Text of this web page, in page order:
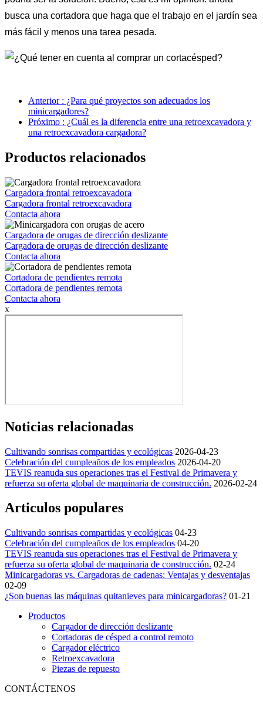
busca una cortadora que haga que el trabajo en el jardín sea
más fácil y menos una tarea pesada.
Anterior : ¿Para qué proyectos son adecuados los
minicargadores?
Próximo : ¿Cuál es la diferencia entre una retroexcavadora y
una retroexcavadora cargadora?
Productos relacionados
Cargadora frontal retroexcavadora
Cargadora frontal retroexcavadora
Contacta ahora
Cargadora de orugas de dirección deslizante
Cargadora de orugas de dirección deslizante
Contacta ahora
Cortadora de pendientes remota
Cortadora de pendientes remota
Contacta ahora
x
Noticias relacionadas
Cultivando sonrisas compartidas y ecológicas 2026-04-23
Celebración del cumpleaños de los empleados 2026-04-20
TEVIS reanuda sus operaciones tras el Festival de Primavera y
refuerza su oferta global de maquinaria de construcción. 2026-02-24
Articulos populares
Cultivando sonrisas compartidas y ecológicas 04-23
Celebración del cumpleaños de los empleados 04-20
TEVIS reanuda sus operaciones tras el Festival de Primavera y
refuerza su oferta global de maquinaria de construcción. 02-24
Minicargadoras vs. Cargadoras de cadenas: Ventajas y desventajas
02-09
¿Son buenas las máquinas quitanieves para minicargadoras? 01-21
Productos
Cargador de dirección deslizante
Cortadoras de césped a control remoto
Cargador eléctrico
Retroexcavadora
Piezas de repuesto
CONTÁCTENOS